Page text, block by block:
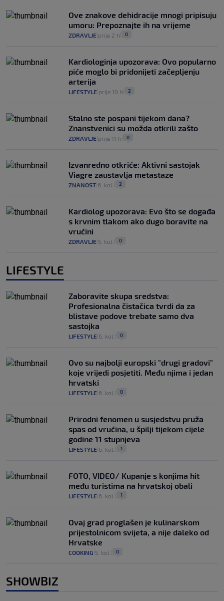
Ove znakove dehidracije mnogi pripisuju
umoru: Prepoznajte ih na vrijeme
ZDRAVLJE prije 2 h 0
Kardiologinja upozorava: Ovo popularno
piće moglo bi pridonijeti začepljenju
arterija
LIFESTYLE prije 10 h 2
Stalno ste pospani tijekom dana?
Znanstvenici su možda otkrili zašto
ZDRAVLJE prije 11 h 0
Izvanredno otkriće: Aktivni sastojak
Viagre zaustavlja metastaze
ZNANOST 6. kol. 2
Kardiolog upozorava: Evo što se događa
s krvnim tlakom ako dugo boravite na
vrućini
ZDRAVLJE 5. kol. 0
LIFESTYLE
Zaboravite skupa sredstva:
Profesionalna čistačica tvrdi da za
blistave podove trebate samo dva
sastojka
LIFESTYLE 6. kol. 0
Ovo su najbolji europski "drugi gradovi"
koje vrijedi posjetiti. Među njima i jedan
hrvatski
LIFESTYLE 6. kol. 0
Prirodni fenomen u susjedstvu pruža
spas od vrućina, u špilji tijekom cijele
godine 11 stupnjeva
LIFESTYLE 6. kol. 1
FOTO, VIDEO/ Kupanje s konjima hit
među turistima na hrvatskoj obali
LIFESTYLE 6. kol. 1
Ovaj grad proglašen je kulinarskom
prijestolnicom svijeta, a nije daleko od
Hrvatske
COOKING 5. kol. 0
SHOWBIZ